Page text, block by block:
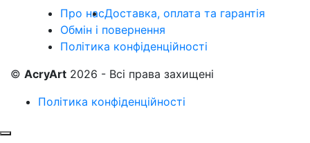
Про насДоставка, оплата та гарантія
Обмін і повернення
Політика конфіденційності
© AcryArt 2026 - Всі права захищені
Політика конфіденційності